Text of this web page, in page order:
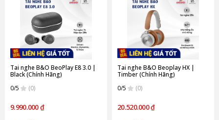
Tai nghe B&O BeoPlay E8 3.0 |
Black (Chính Hãng)
0/5
(0)
9.990.000 ₫
Tai nghe B&O Beoplay HX |
Timber (Chính Hãng)
0/5
(0)
20.520.000 ₫